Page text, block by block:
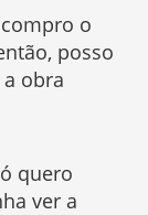
o
posso
obra
quero
ver a